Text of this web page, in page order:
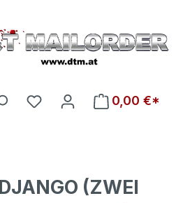
Du hast 0 Produkte auf
0,00 €*
(ZWEI